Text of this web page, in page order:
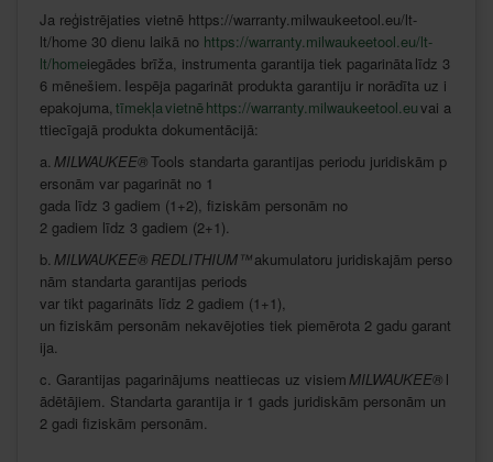
Ja reģistrējaties vietnē https://warranty.milwaukeetool.eu/lt-
lt/home 30 dienu laikā no https://warranty.milwaukeetool.eu/lt-
lt/homeiegādes brīža, instrumenta garantija tiek pagarinātalīdz 3
6 mēnešiem. Iespēja pagarināt produkta garantiju ir norādīta uz i
epakojuma,tīmekļa vietnēhttps://warranty.milwaukeetool.euvai a
ttiecīgajā produkta dokumentācijā:
a.MILWAUKEE®Tools standarta garantijas periodu juridiskām p
ersonām var pagarināt no 1
gada līdz 3 gadiem (1+2), fiziskām personām no
2 gadiem līdz 3 gadiem (2+1).
b.MILWAUKEE® REDLITHIUM™akumulatoru juridiskajām perso
nām standarta garantijas periods
var tikt pagarināts līdz 2 gadiem (1+1),
un fiziskām personām nekavējoties tiek piemērota 2 gadu garant
ija.
c. Garantijas pagarinājums neattiecas uz visiemMILWAUKEE® l
ādētājiem. Standarta garantija ir 1 gads juridiskām personām un
2 gadi fiziskām personām.